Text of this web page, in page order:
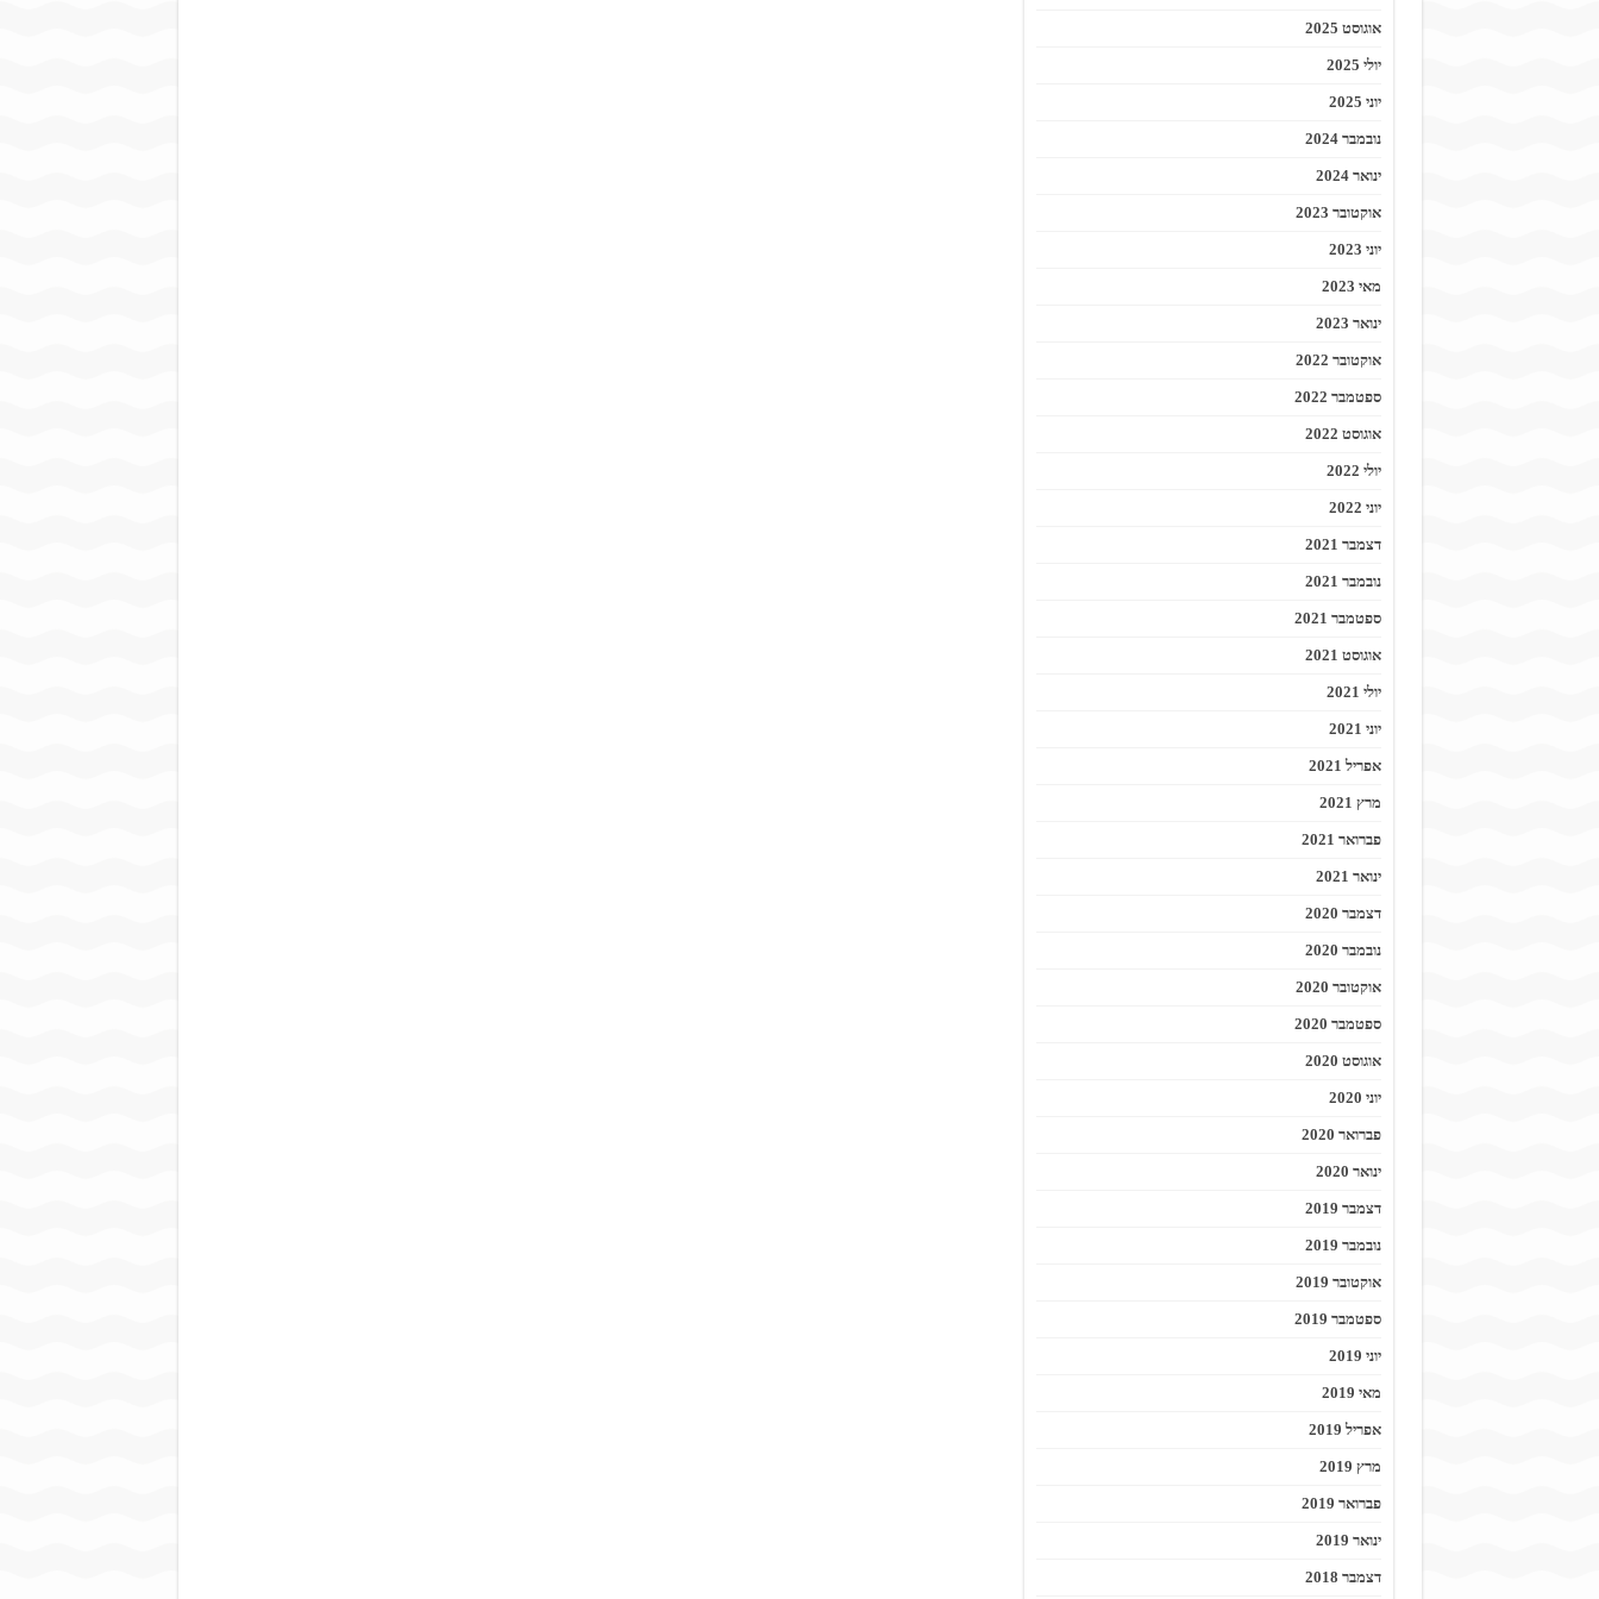
אוגוסט 2025
יולי 2025
יוני 2025
נובמבר 2024
ינואר 2024
אוקטובר 2023
יוני 2023
מאי 2023
ינואר 2023
אוקטובר 2022
ספטמבר 2022
אוגוסט 2022
יולי 2022
יוני 2022
דצמבר 2021
נובמבר 2021
ספטמבר 2021
אוגוסט 2021
יולי 2021
יוני 2021
אפריל 2021
מרץ 2021
פברואר 2021
ינואר 2021
דצמבר 2020
נובמבר 2020
אוקטובר 2020
ספטמבר 2020
אוגוסט 2020
יוני 2020
פברואר 2020
ינואר 2020
דצמבר 2019
נובמבר 2019
אוקטובר 2019
ספטמבר 2019
יוני 2019
מאי 2019
אפריל 2019
מרץ 2019
פברואר 2019
ינואר 2019
דצמבר 2018